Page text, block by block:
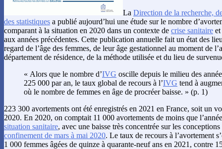
La Direction de la recherche,
des statistiques a publié aujourd’hui une étude sur le nombre
comparant à la situation en 2020 dans un contexte de crise sanitaire
aux années précédentes. Cette publication annuelle fait un état des
regard de l’âge des femmes, de leur âge gestationnel au moment de
département de résidence, de la méthode utilisée et du lieu de
« Alors que le nombre d’IVG oscille depuis le milieu des
225 000 par an, le taux global de recours à l’IVG tend à
où le nombre de femmes en âge de procréer baisse. » (p. 1)
223 300 avortements ont été enregistrés en 2021 en France, soit un
2020. En 2020, on comptait 11 000 avortements de moins que
situation sanitaire, avec une baisse très concentrée sur les
confinement de mars à mai 2020. Le taux de recours à l’avortement
1 000 femmes âgées de quinze à quarante-neuf ans en 2021, contre